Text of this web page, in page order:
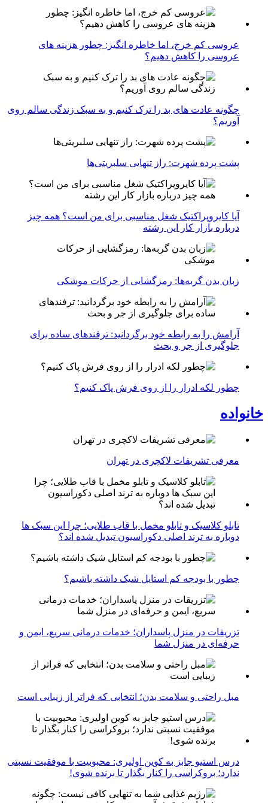
عروسی کم خرج، اما خاطره انگیز: چطور هزینه های
عروسی را کاهش دهیم؟
چگونه عادت‌ های بد را ترک کنیم و به سبک زندگی سالم روی
آوریم؟
پشت پرده شهرت: راز تنهایی سلبریتی‌ها
آیا کایروپراکتیک شغل مناسبی برای من است؟ همه چیز
درباره بازار کار این رشته
زبان بدن گربه‌ها: رمزگشایی از حرکات موشکی
آرامش را به رابطه خود برگردانید: ترفندهای ساده برای
جلوگیری از جر و بحث
چطور لکه ادرار را از روی فرش پاک کنیم؟
خانواده
معرفی تشریفات لاکچری در تهران
تابلو کلاسیک و تابلو مخمل با قاب طلایی؛ چرا این سبک ها
دوباره به ترند اصلی دکوراسیون تبدیل شده اند؟
چطور با بودجه کم استایل شیک داشته باشیم؟
تزریقات در منزل پاسداران؛ خدمات درمانی سریع، ایمن و
حرفه‌ای در منزل شما
مبل راحتی و سلامت بدن؛ انتخابی که فراتر از زیبایی است
درس استیو جابز به کوین اولیری: محبوبیت با موفقیت نسبتی
ندارد؛ بروکراسی را کنار بگذار تا برنده شوی!